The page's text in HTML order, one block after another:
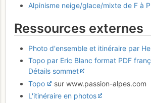
Alpinisme neige/glace/mixte de F à
Ressources externes
Photo d'ensemble et itinéraire par
Topo par Eric Blanc format PDF
Détails sommet
Topo
sur www.passion-alpes.com
L'itinéraire en photos